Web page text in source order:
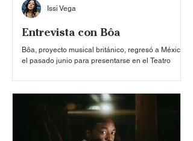
Entrevista con Bôa
Bôa, proyecto musical británico, regresó a México
el pasado junio para presentarse en el Teatro
país. Tras su visita en 2025 como parte del festival
Corona Capital, la agrupación vuelve a los
escenarios presentando ‘Whiplash’, su primer
álbum de estudio en veinte años. Atravesada por
la sinceridad, el amor y la identidad, Bôa se ha
incrustado en los corazones de nuevas
Issi Vega